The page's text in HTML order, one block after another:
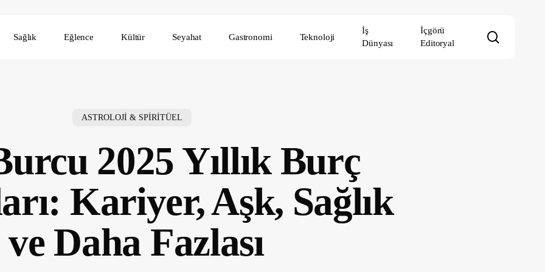
Sağlık Eğlence Kültür Seyahat Gastronomi Teknoloji
İş
Dünyası
İçgörü
Editoryal
ASTROLOJİ & SPİRİTÜEL
2025 Yıllık Burç
Kariyer, Aşk, Sağlık
ve Daha Fazlası